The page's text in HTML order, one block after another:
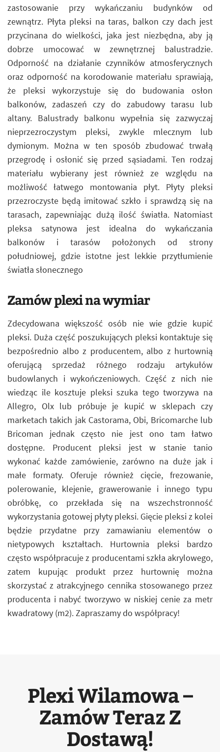
zastosowanie przy wykańczaniu budynków od
zewnątrz. Płyta pleksi na taras, balkon czy dach jest
przycinana do wielkości, jaka jest niezbędna, aby ją
dobrze umocować w zewnętrznej balustradzie.
Odporność na działanie czynników atmosferycznych
oraz odporność na korodowanie materiału sprawiają,
że pleksi wykorzystuje się do budowania osłon
balkonów, zadaszeń czy do zabudowy tarasu lub
altany. Balustrady balkonu wypełnia się zazwyczaj
nieprzezroczystym pleksi, zwykle mlecznym lub
dymionym. Można w ten sposób zbudować trwałą
przegrodę i osłonić się przed sąsiadami. Ten rodzaj
materiału wybierany jest również ze względu na
możliwość łatwego montowania płyt. Płyty pleksi
przezroczyste będą imitować szkło i sprawdzą się na
tarasach, zapewniając dużą ilość światła. Natomiast
pleksa satynowa jest idealna do wykańczania
balkonów i tarasów położonych od strony
południowej, gdzie istotne jest lekkie przytłumienie
światła słonecznego
Zamów plexi na wymiar
Zdecydowana większość osób nie wie gdzie kupić
pleksi. Duża część poszukujących pleksi kontaktuje się
bezpośrednio albo z producentem, albo z hurtownią
oferującą sprzedaż różnego rodzaju artykułów
budowlanych i wykończeniowych. Część z nich nie
wiedząc ile kosztuje pleksi szuka tego tworzywa na
Allegro, Olx lub próbuje je kupić w sklepach czy
marketach takich jak Castorama, Obi, Bricomarche lub
Bricoman jednak często nie jest ono tam łatwo
dostępne. Producent pleksi jest w stanie tanio
wykonać każde zamówienie, zarówno na duże jak i
małe formaty. Oferuje również cięcie, frezowanie,
polerowanie, klejenie, grawerowanie i innego typu
obróbkę, co przekłada się na wszechstronność
wykorzystania gotowej płyty pleksi. Gięcie pleksi z kolei
będzie przydatne przy zamawianiu elementów o
nietypowych kształtach. Hurtownia pleksi bardzo
często współpracuje z producentami szkła akrylowego,
zatem kupując produkt przez hurtownię można
skorzystać z atrakcyjnego cennika stosowanego przez
producenta i nabyć tworzywo w niskiej cenie za metr
kwadratowy (m2). Zapraszamy do współpracy!
Plexi Wilamowa –
Zamów Teraz Z
Dostawą!